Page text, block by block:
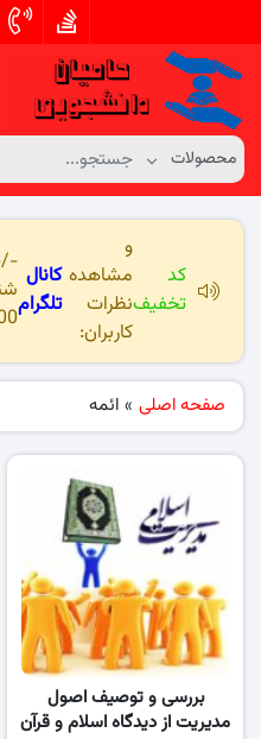
کد
تخفیف
و
مشاهده
نظرات
کاربران:
کانال
تلگرام
صفحه اصلی » ائمه
بررسی و توصیف اصول
مدیریت از دیدگاه اسلام و قرآن